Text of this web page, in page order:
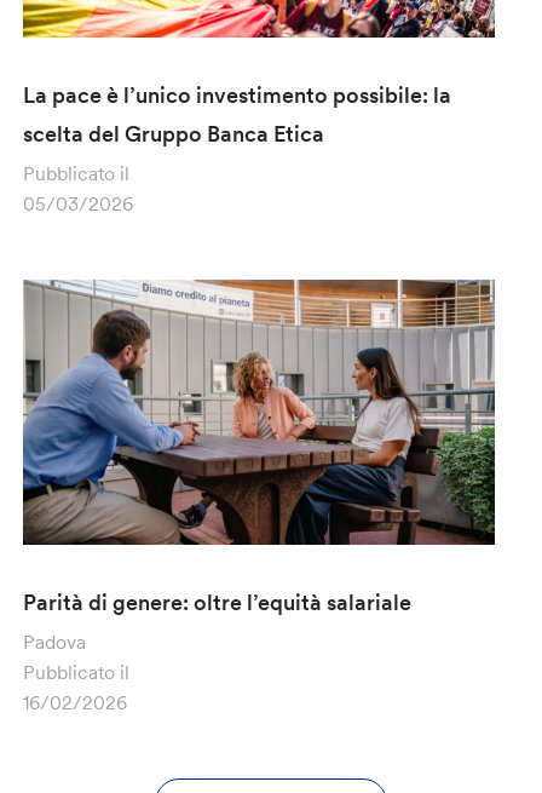
La pace è l’unico investimento possibile: la
scelta del Gruppo Banca Etica
Pubblicato il
05/03/2026
Parità di genere: oltre l’equità salariale
Padova
Pubblicato il
16/02/2026